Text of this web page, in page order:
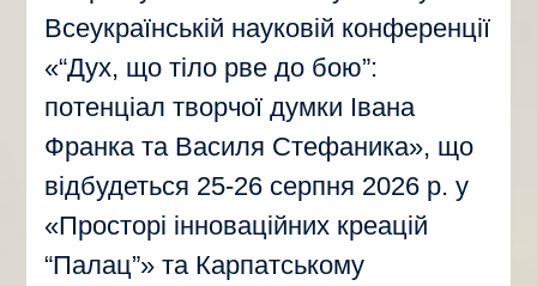
Всеукраїнській науковій конференції
«“Дух, що тіло рве до бою”:
потенціал творчої думки Івана
Франка та Василя Стефаника», що
відбудеться 25-26 серпня 2026 р. у
«Просторі інноваційних креацій
“Палац”» та Карпатському